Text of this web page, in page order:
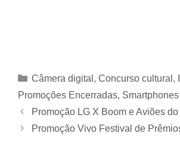
Categorias
Câmera digital , Concurso cultural ,
Promoções Encerradas,
Promoção LG X Boom e Aviões
Promoção Vivo Festival de